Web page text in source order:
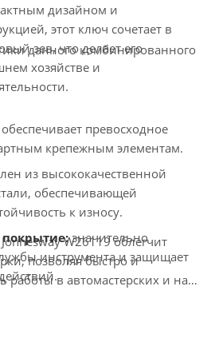
дизайном и
этот ключ сочетает в
зев, что делает его
хозяйстве и
данного комбинированного
превосходное
крепежным элементам.
из высококачественной
обеспечивающей
к износу.
значительно
инструмента и защищает
W26119 облегчит
позволяя быстро и
работы в автомастерских и на
а также надежность в